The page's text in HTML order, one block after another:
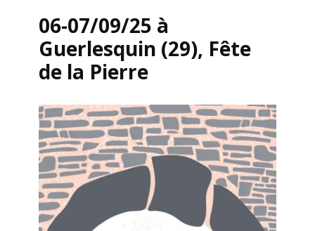
06-07/09/25 à
Guerlesquin (29), Fête
de la Pierre